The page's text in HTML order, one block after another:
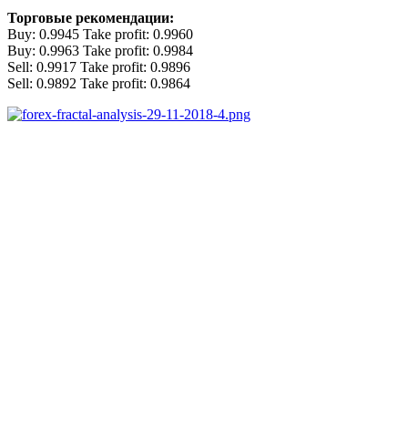
Торговые рекомендации:
Buy: 0.9945 Take profit: 0.9960
Buy: 0.9963 Take profit: 0.9984
Sell: 0.9917 Take profit: 0.9896
Sell: 0.9892 Take profit: 0.9864